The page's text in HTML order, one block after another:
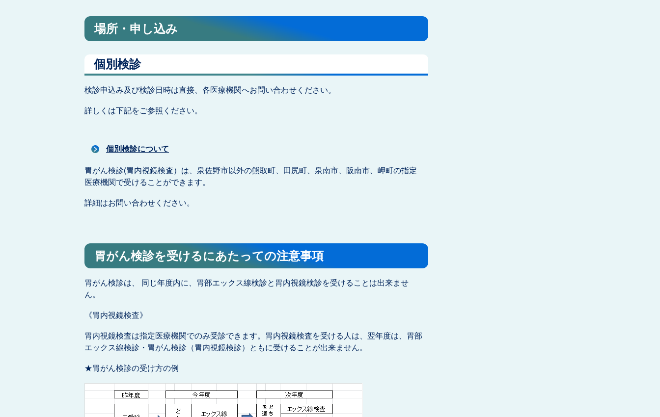
場所・申し込み
個別検診
検診申込み及び検診日時は直接、各医療機関へお問い合わせください。
詳しくは下記をご参照ください。
個別検診について
胃がん検診(胃内視鏡検査）は、泉佐野市以外の熊取町、田尻町、泉南市、阪南市、岬町の指定
医療機関で受けることができます。
詳細はお問い合わせください。
胃がん検診を受けるにあたっての注意事項
胃がん検診は、 同じ年度内に、胃部エックス線検診と胃内視鏡検診を受けることは出来ませ
ん。
《胃内視鏡検査》
胃内視鏡検査は指定医療機関でのみ受診できます。胃内視鏡検査を受ける人は、翌年度は、胃部
エックス線検診・胃がん検診（胃内視鏡検診）ともに受けることが出来ません。
★胃がん検診の受け方の例